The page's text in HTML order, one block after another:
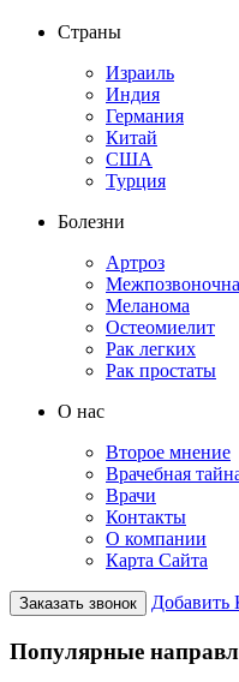
Страны
Израиль
Индия
Германия
Китай
США
Турция
Болезни
Артроз
Меланома
Остеомиелит
Рак легких
Рак простаты
О нас
Второе мнение
Врачебная
Врачи
Контакты
О компании
Карта Сайта
Заказать звонок Добавить
Популярные